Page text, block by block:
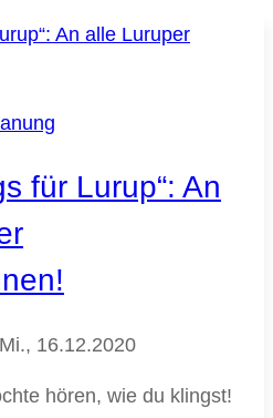
für Lurup“: An
Mi., 16.12.2020
hören, wie du klingst!